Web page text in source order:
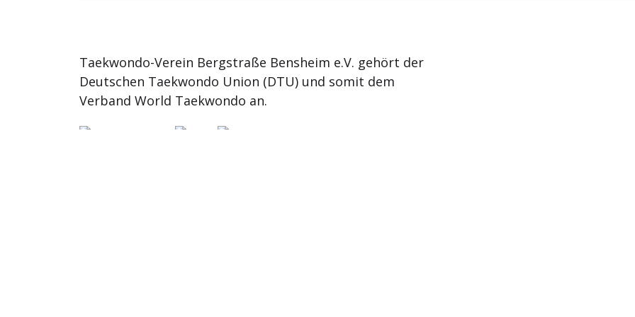
Taekwondo-Verein Bergstraße Bensheim e.V. gehört der
Deutschen Taekwondo Union (DTU) und somit dem
Verband World Taekwondo an.